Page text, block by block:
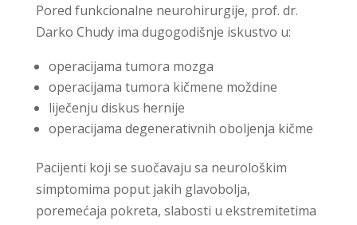
Pored funkcionalne neurohirurgije, prof. dr.
Darko Chudy ima dugogodišnje iskustvo u:
operacijama tumora mozga
operacijama tumora kičmene moždine
liječenju diskus hernije
operacijama degenerativnih oboljenja kičme
Pacijenti koji se suočavaju sa neurološkim
simptomima poput jakih glavobolja,
poremećaja pokreta, slabosti u ekstremitetima